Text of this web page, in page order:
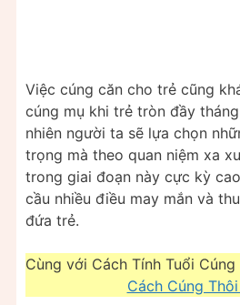
Việc cúng căn cho trẻ cũng
cúng mụ khi trẻ tròn đầy
nhiên người ta sẽ lựa chọn
trọng mà theo quan niệm xa
trong giai đoạn này cực kỳ
cầu nhiều điều may mắn và
đứa trẻ.
Cùng với Cách Tính Tuổi
Cách Cúng